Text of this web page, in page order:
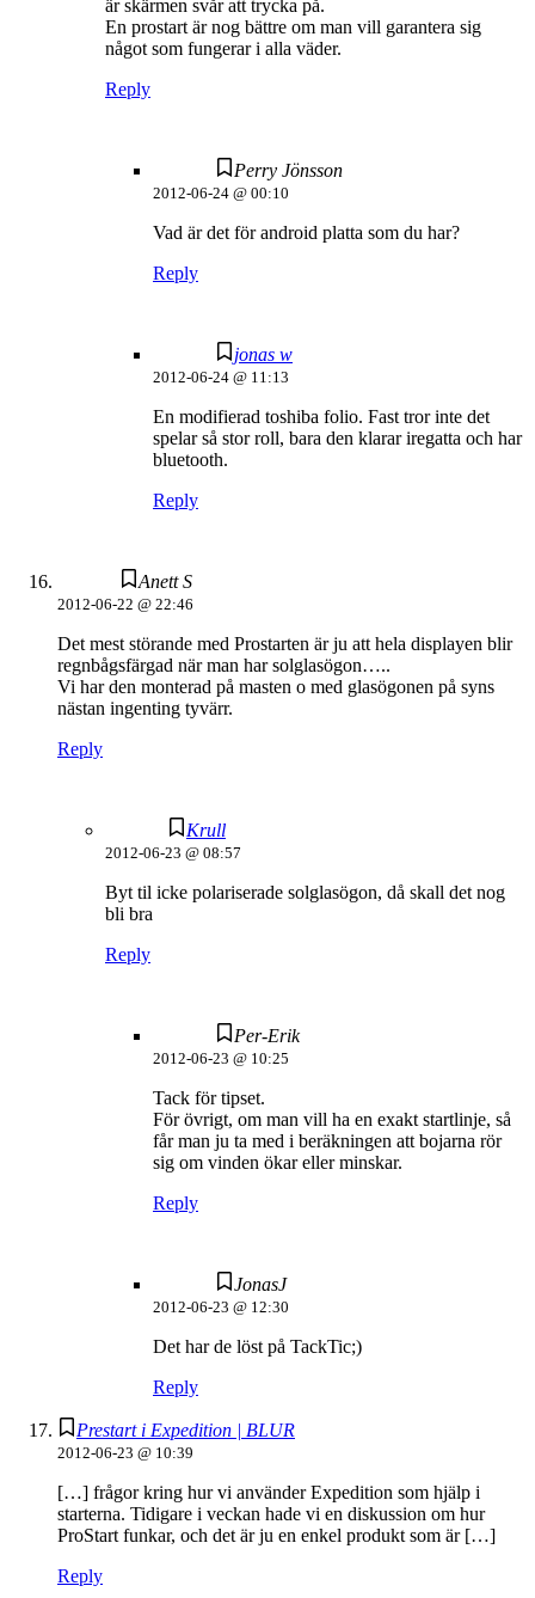
är skärmen svår att trycka på.
En prostart är nog bättre om man vill garantera sig
något som fungerar i alla väder.
Reply
Perry Jönsson
2012-06-24 @ 00:10
Vad är det för android platta som du har?
Reply
jonas w
2012-06-24 @ 11:13
En modifierad toshiba folio. Fast tror inte det
spelar så stor roll, bara den klarar iregatta och har
bluetooth.
Reply
Anett S
2012-06-22 @ 22:46
Det mest störande med Prostarten är ju att hela displayen blir
regnbågsfärgad när man har solglasögon…..
Vi har den monterad på masten o med glasögonen på syns
nästan ingenting tyvärr.
Reply
Krull
2012-06-23 @ 08:57
Byt til icke polariserade solglasögon, då skall det nog
bli bra
Reply
Per-Erik
2012-06-23 @ 10:25
Tack för tipset.
För övrigt, om man vill ha en exakt startlinje, så
får man ju ta med i beräkningen att bojarna rör
sig om vinden ökar eller minskar.
Reply
JonasJ
2012-06-23 @ 12:30
Det har de löst på TackTic;)
Reply
Prestart i Expedition | BLUR
2012-06-23 @ 10:39
[…] frågor kring hur vi använder Expedition som hjälp i
starterna. Tidigare i veckan hade vi en diskussion om hur
ProStart funkar, och det är ju en enkel produkt som är […]
Reply